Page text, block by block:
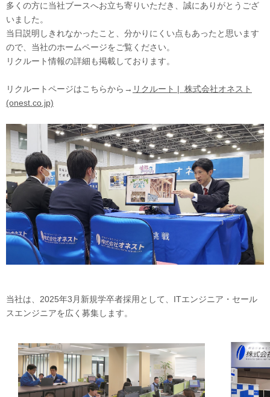
多くの方に当社ブースへお立ち寄りいただき、誠にありがとうござ
いました。
当日説明しきれなかったこと、分かりにくい点もあったと思います
ので、当社のホームページをご覧ください。
リクルート情報の詳細も掲載しております。
リクルートページはこちらから→ リクルート | 株式会社オネスト
(onest.co.jp)
当社は、2025年3月新規学卒者採用として、ITエンジニア・セール
スエンジニアを広く募集します。